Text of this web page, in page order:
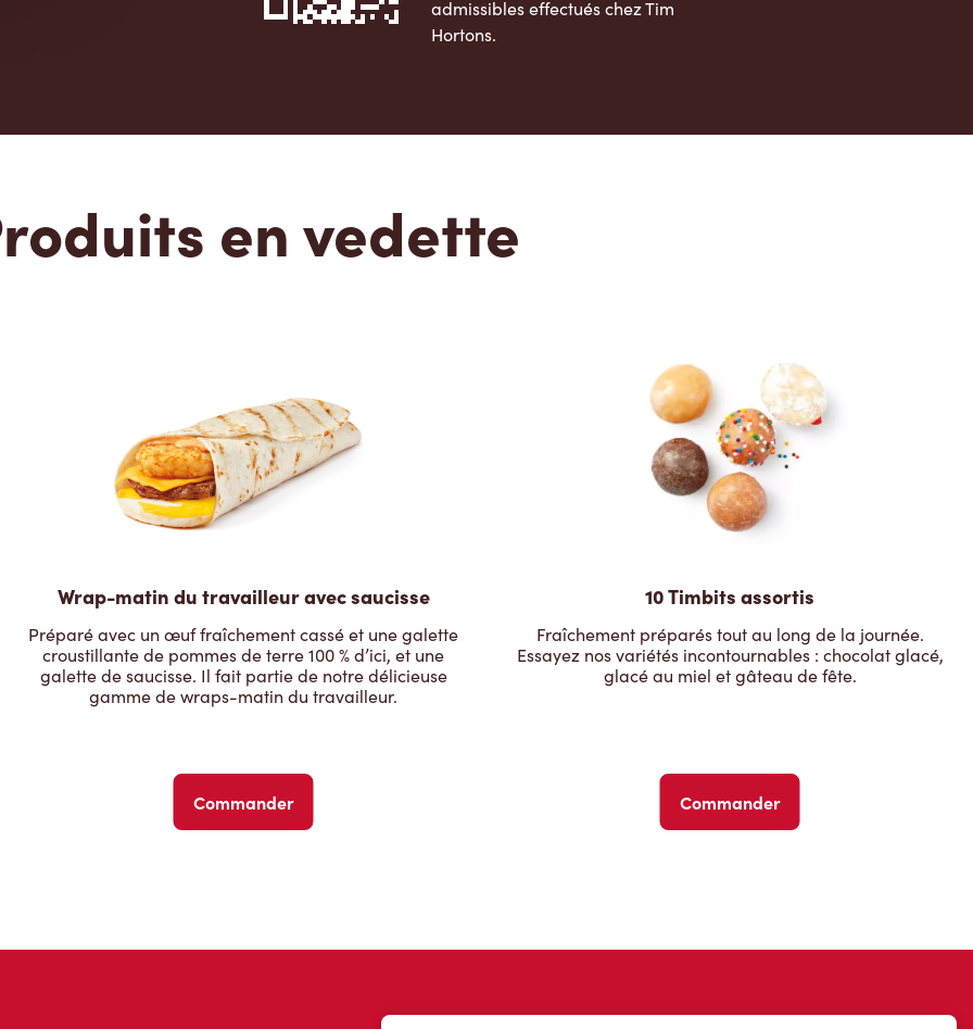
admissibles effectués chez Tim
Hortons.
en vedette
Wrap-matin du travailleur avec saucisse
Préparé avec un œuf fraîchement cassé et une galette
croustillante de pommes de terre 100 % d’ici, et une
galette de saucisse. Il fait partie de notre délicieuse
gamme de wraps-matin du travailleur.
Commander
10 Timbits assortis
Fraîchement préparés tout au long de la journée.
Essayez nos variétés incontournables : chocolat glacé,
glacé au miel et gâteau de fête.
Commander